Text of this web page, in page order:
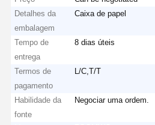
Detalhes da
embalagem
Caixa de papel
Tempo de
entrega
8 dias úteis
Termos de
pagamento
L/C,T/T
Habilidade da
fonte
Negociar uma ordem.